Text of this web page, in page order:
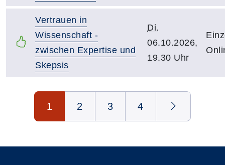
Vertrauen in
Wissenschaft -
zwischen Expertise und
Skepsis
Di.
06.10.2026,
19.30 Uhr
Seite 1 von 4
1 2 3 4